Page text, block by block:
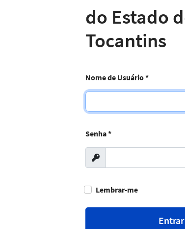
do Estado
Tocantins
Nome de Usuário*
Senha*
Exibir
Lembrar-me
Entrar